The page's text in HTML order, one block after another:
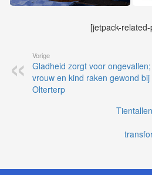
[jetpack-
Vorige
Gladheid zorgt voor ongevallen;
vrouw en kind raken gewond bij
Olterterp